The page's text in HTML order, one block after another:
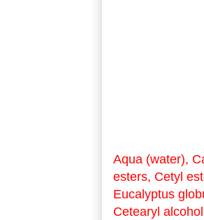
Aqua (water),
esters, Cetyl
Eucalyptus
Cetearyl